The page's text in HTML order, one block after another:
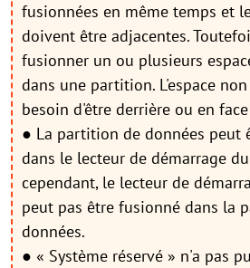
fusionnées en même temps et
doivent être adjacentes.
fusionner un ou plusieurs
dans une partition. L'espace
besoin d'être derrière ou en
● La partition de données peut
dans le lecteur de démarrage
cependant, le lecteur de
peut pas être fusionné dans la
données.
● « Système réservé » n'a pas